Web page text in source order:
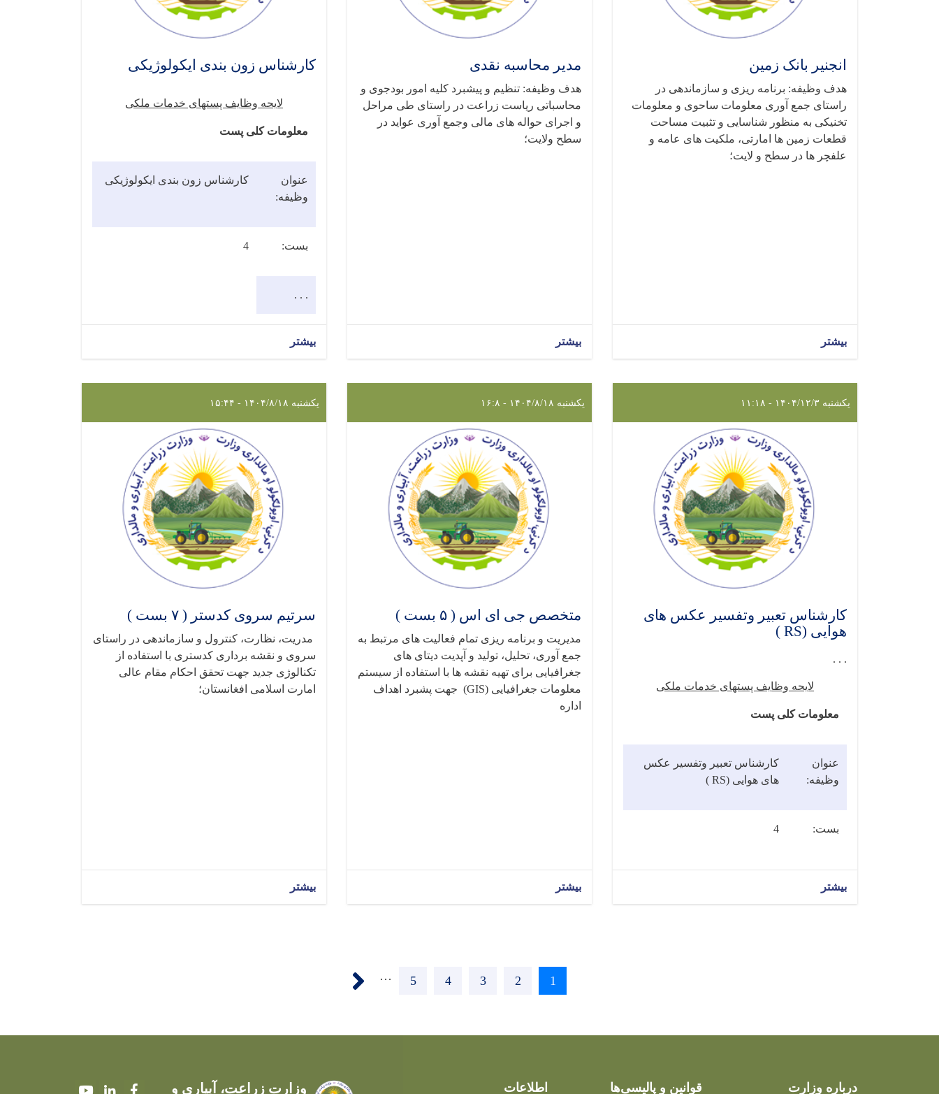
انجنیر بانک زمین
هدف وظیفه: برنامه ریزی و سازماندهی در
راستای جمع آوری معلومات ساحوی و معلومات
تخنیکی به منظور شناسایی و تثبیت مساحت
قطعات زمین ها امارتی، ملکیت های عامه و
علفچر ها در سطح و لایت؛
بیشتر
مدیر محاسبه نقدی
هدف وظیفه: تنظیم و پیشبرد کلیه امور بودجوی و
محاسباتی ریاست زراعت در راستای طی مراحل
و اجرای حواله های مالی وجمع آوری عواید در
سطح ولایت؛
بیشتر
کارشناس زون بندی ایکولوژیکی
لایحه وظایف پست­های خدمات ملکی
معلومات کلی پست
عنوان
وظیفه:
کارشناس زون بندی ایکولوژیکی
بست: 4
. . .
بیشتر
یکشنبه ۱۴۰۴/۱۲/۳ - ۱۱:۱۸
کارشناس تعبیر وتفسیر عکس های
هوایی (RS )
. . .
لایحه وظایف پست­های خدمات ملکی
معلومات کلی پست
عنوان
وظیفه:
کارشناس تعبیر وتفسیر عکس
های هوایی (RS
)
بست: 4
بیشتر
یکشنبه ۱۴۰۴/۸/۱۸ - ۱۶:۸
متخصص جی ای اس ( ۵ بست )
مدیریت و برنامه ریزی تمام فعالیت های مرتبط به
جمع آوری، تحلیل، تولید و آپدیت دیتای های
جغرافیایی برای تهیه نقشه ها با استفاده از سیستم
معلومات جغرافیایی (GIS) جهت پشبرد اهداف
اداره
بیشتر
یکشنبه ۱۴۰۴/۸/۱۸ - ۱۵:۴۴
سرتیم سروی کدستر ( ۷ بست )
مدریت، نظارت، کنترول و سازماندهی در راستای
سروی و نقشه برداری کدستری با استفاده از
تکنالوژی جدید جهت تحقق احکام مقام عالی
امارت اسلامی افغانستان؛
بیشتر
Current
1
Page
2
Page
3
Page
4
Page
5
…
درباره وزارت قوانین و پالیسی‌ها اطلاعات وزارت زراعت، آبیاری و YoutubeLinkedInFacebook